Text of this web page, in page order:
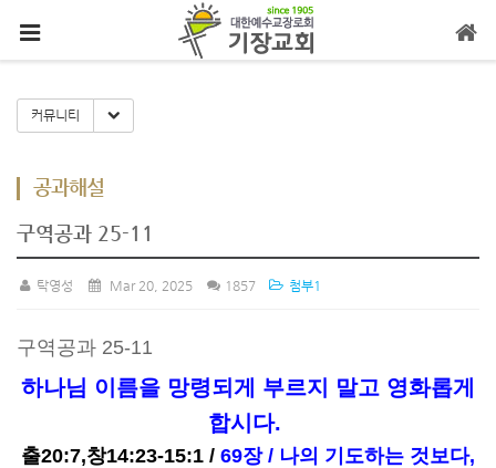
커뮤니티 Toggle Dropdown
공과해설
구역공과 25-11
탁영성 Mar 20, 2025 1857 첨부1
구역공과 25-11
하나님 이름을 망령되게 부르지 말고 영화롭게
합시다.
출20:7,창14:23-15:1 / 69장 / 나의 기도하는 것보다,